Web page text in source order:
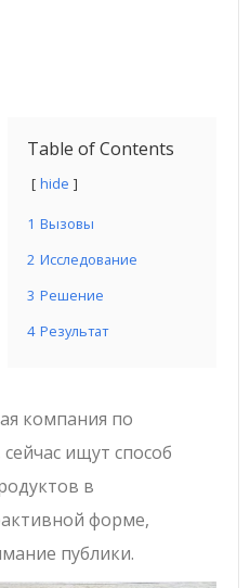
Table of Contents
hide
1 Вызовы
2 Исследование
3 Решение
4 Результат
компания по
ищут способ
в
форме,
публики.